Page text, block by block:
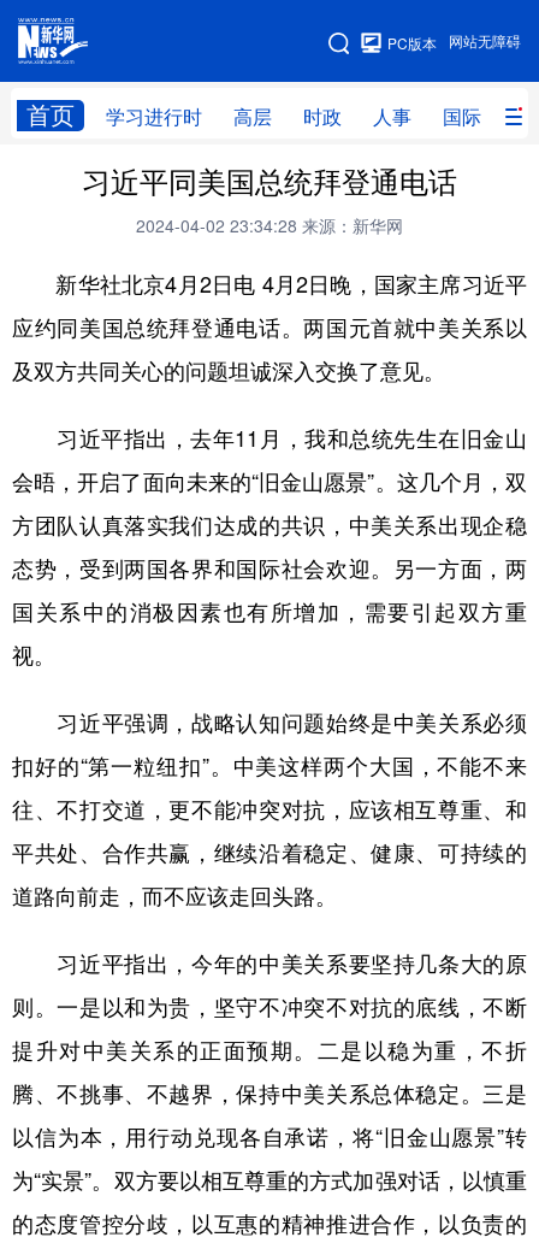
网站无障碍
PC版本
首页 学习进行时 高层 时政 人事 国际 财
网站地图
学习进行时 高层 时政 人事
财经 网评
台湾 思客智库 全球连线 教育
科技 科创 量子 体育
文化 书画 健康
访谈 视频 图片 政务
法律 中央文件 金融 汽车
食品 人居 信息化 数字经济
学术中国 乡村振兴 银龄 溯源中国
公益 一带一路 亚太网 上市公司
山东 河南 湖北 湖南
广东 广西 海南 重庆
四川 贵州 云南 西藏
陕西 甘肃 青海 宁夏
习近平同美国总统拜登通电话
2024-04-02 23:34:28 来源：新华网
新华社北京4月2日电 4月2日晚，国家主席习近平
应约同美国总统拜登通电话。两国元首就中美关系以
及双方共同关心的问题坦诚深入交换了意见。
习近平指出，去年11月，我和总统先生在旧金山
会晤，开启了面向未来的“旧金山愿景”。这几个月，双
方团队认真落实我们达成的共识，中美关系出现企稳
态势，受到两国各界和国际社会欢迎。另一方面，两
国关系中的消极因素也有所增加，需要引起双方重
视。
习近平强调，战略认知问题始终是中美关系必须
扣好的“第一粒纽扣”。中美这样两个大国，不能不来
往、不打交道，更不能冲突对抗，应该相互尊重、和
平共处、合作共赢，继续沿着稳定、健康、可持续的
道路向前走，而不应该走回头路。
习近平指出，今年的中美关系要坚持几条大的原
则。一是以和为贵，坚守不冲突不对抗的底线，不断
提升对中美关系的正面预期。二是以稳为重，不折
腾、不挑事、不越界，保持中美关系总体稳定。三是
以信为本，用行动兑现各自承诺，将“旧金山愿景”转
为“实景”。双方要以相互尊重的方式加强对话，以慎重
的态度管控分歧，以互惠的精神推进合作，以负责的